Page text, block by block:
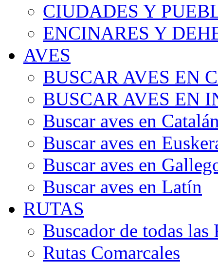
CIUDADES Y
ENCINARES Y
AVES
BUSCAR AVES EN
BUSCAR AVES EN
Buscar aves en
Buscar aves en
Buscar aves en
Buscar aves en Latín
RUTAS
Buscador de todas las
Rutas Comarcales